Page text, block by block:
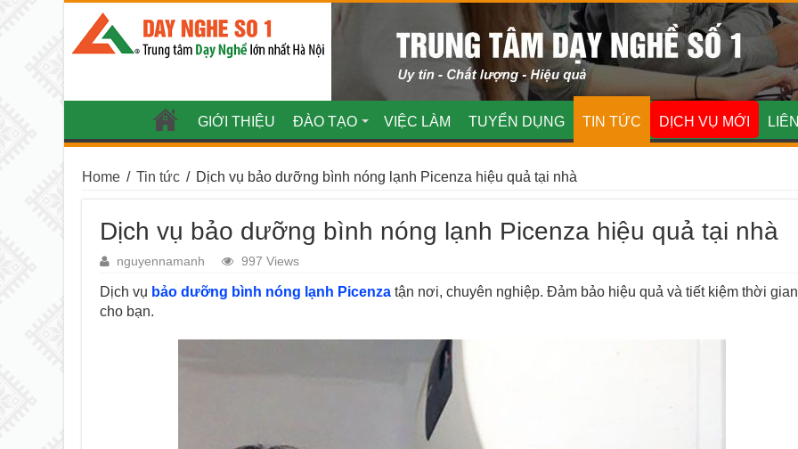
GIỚI THIỆU ĐÀO TẠO VIỆC LÀM TUYỂN DỤNG TIN TỨC DỊCH VỤ MỚI
Home / Tin tức / Dịch vụ bảo dưỡng bình nóng lạnh Picenza hiệu quả tại nhà
Dịch vụ bảo dưỡng bình nóng lạnh Picenza hiệu quả tại nhà
nguyennamanh 997 Views
Dịch vụ bảo dưỡng bình nóng lạnh Picenza tận nơi, chuyên nghiệp. Đảm bảo hiệu quả và tiết kiệm thời gian
cho bạn.